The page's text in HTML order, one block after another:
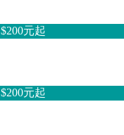
$200元起
$200元起